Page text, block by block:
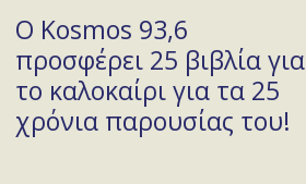
Ο Kosmos 93,6
προσφέρει 25 βιβλία για
το καλοκαίρι για τα 25
χρόνια παρουσίας του!